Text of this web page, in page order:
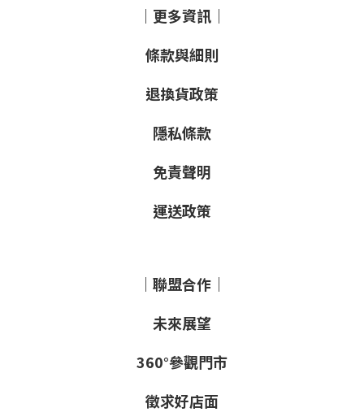
｜更多資訊｜
條款與細則
退換貨政策
隱私條款
免責聲明
運送政策
｜聯盟合作｜
未來展望
360°參觀門市
徵求好店面